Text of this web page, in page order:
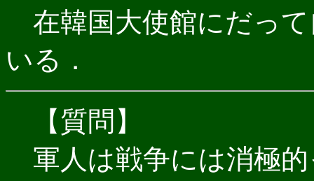
在韓国大使館にだっ
いる．
【質問】
軍人は戦争には消極